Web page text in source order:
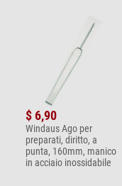
$ 6,90
Windaus Ago per
preparati, diritto, a
punta, 160mm, manico
in acciaio inossidabile